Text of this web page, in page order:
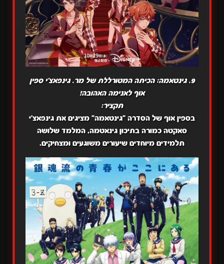
9. גינטאמה: הכיתה המטורללת של מר. גינפאצ'י ספין
אוף לאנימה האהובה!
תקציר:
בספין אוף של הסדרה "גינטאמה" מציגים את גינפאצ'י
סאקטה כמורה בתיכון גינאטמה, המלמד שלושה
תלמידים מיוחדים שיעורים משוגעים ומצחיקים.